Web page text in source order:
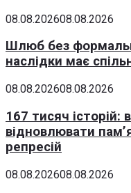
08.08.202608.08.2026
Шлюб без
наслідки має
08.08.202608.08.2026
167 тисяч історій:
відновлювати
репресій
08.08.202608.08.2026